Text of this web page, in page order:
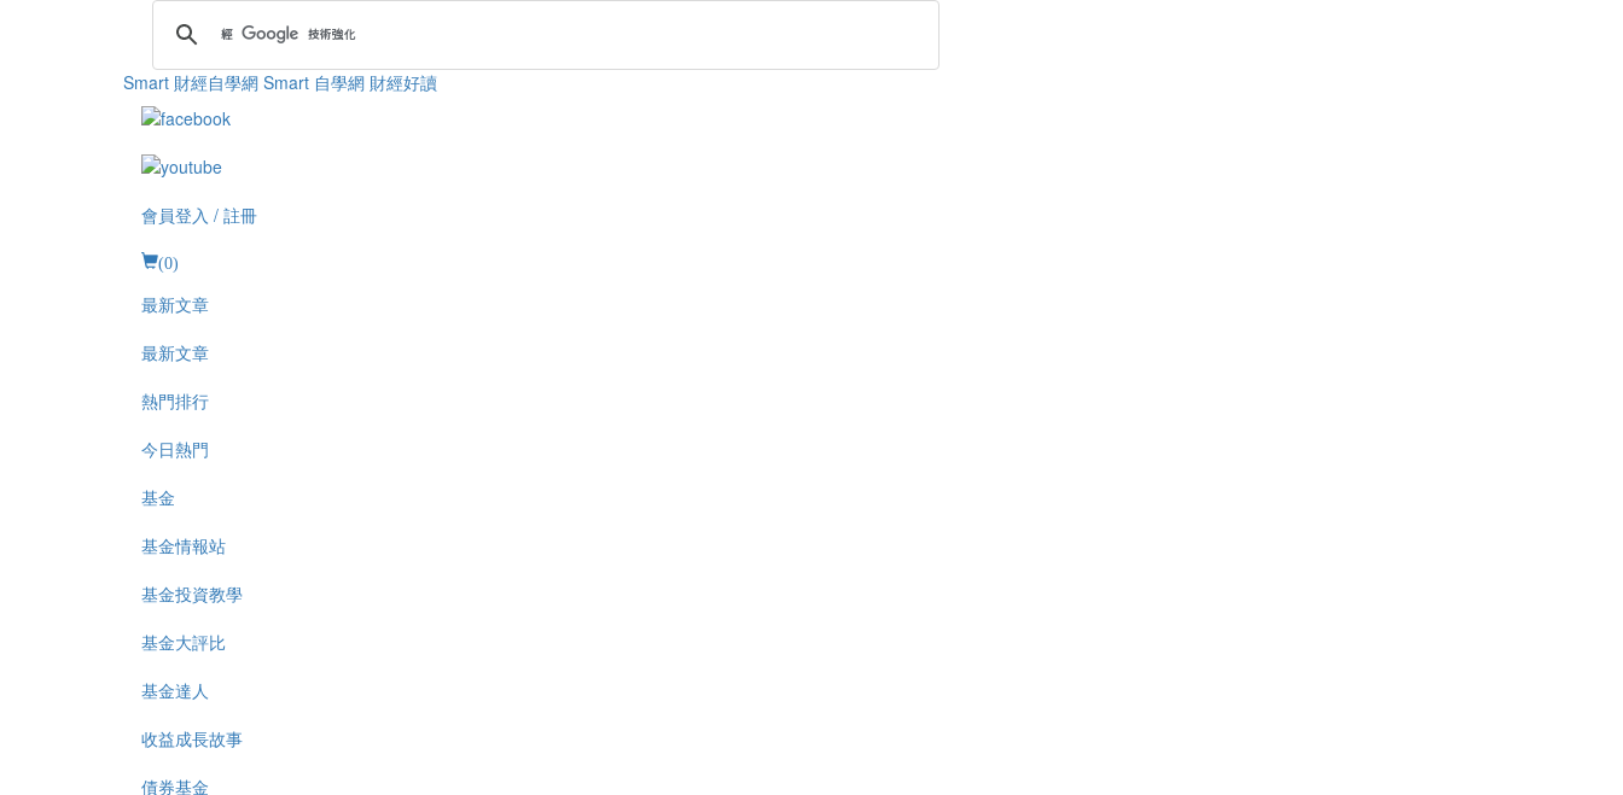
Smart 財經自學網 Smart 自學網 財經好讀
會員登入 / 註冊
(0)
最新文章
最新文章
熱門排行
今日熱門
基金
基金情報站
基金投資教學
基金大評比
基金達人
收益成長故事
債券基金